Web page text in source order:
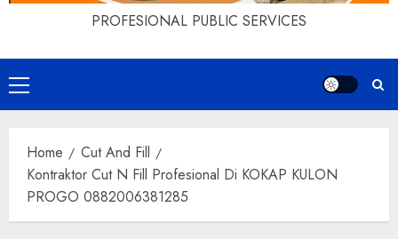
PROFESIONAL PUBLIC SERVICES
Primary
Menu
Home
Cut And Fill
Kontraktor Cut N Fill Profesional Di KOKAP KULON
PROGO 0882006381285